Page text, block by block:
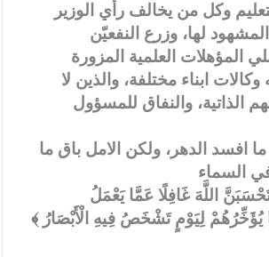
وكل من يخالف رأي الوزير
لها، وزرع النفعيّن
المؤهلات العلمية المزورة
ابناء مختلفة، والذين لا
الذاتية، والنفاق للمسؤول
افسد الدهر، ولكن الامل باق ما
اللَّهَ غَافِلًا عَمَّا يَعْمَلُ
يُؤَخِّرُهُمْ لِيَوْمٍ تَشْخَصُ فِيهِ الْأَبْصَارُ ﴾